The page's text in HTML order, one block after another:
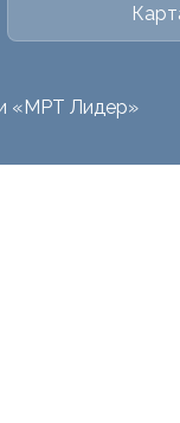
«МРТ Лидер»